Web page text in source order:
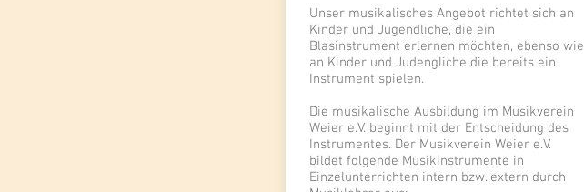
Unser musikalisches Angebot richtet sich an
Kinder und Jugendliche, die ein
Blasinstrument erlernen möchten, ebenso wie
an Kinder und Judengliche die bereits ein
Instrument spielen.
Die musikalische Ausbildung im Musikverein
Weier e.V. beginnt mit der Entscheidung des
Instrumentes. Der Musikverein Weier e.V.
bildet folgende Musikinstrumente in
Einzelunterrichten intern bzw. extern durch